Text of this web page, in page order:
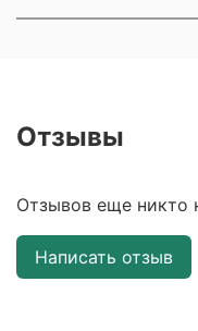
Отзывы
Отзывов еще никто
Написать отзыв